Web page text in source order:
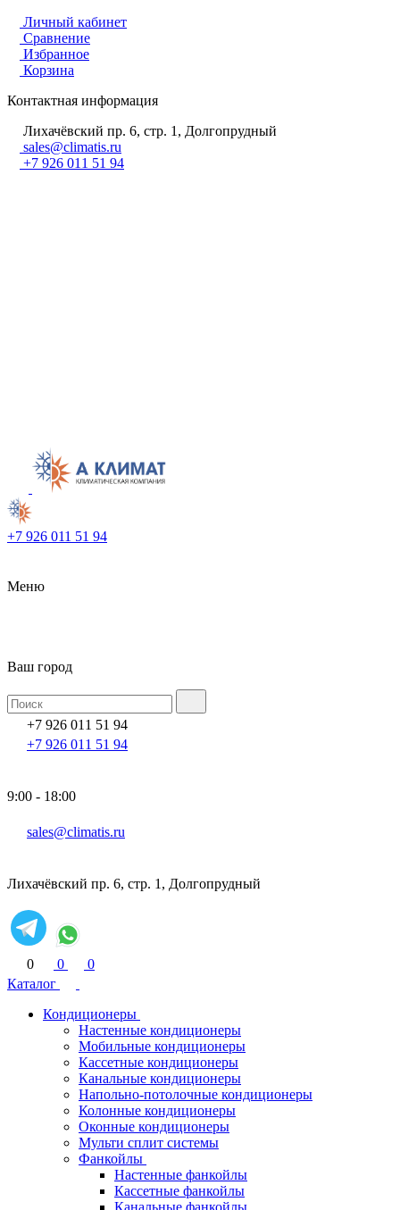
Личный кабинет
Сравнение
Избранное
Корзина
Контактная информация
Лихачёвский пр. 6, стр. 1, Долгопрудный
sales@climatis.ru
+7 926 011 51 94
+7 926 011 51 94
Меню
Ваш город
+7 926 011 51 94
+7 926 011 51 94
9:00 - 18:00
sales@climatis.ru
Лихачёвский пр. 6, стр. 1, Долгопрудный
0 0
0
Каталог
Кондиционеры
Настенные кондиционеры
Мобильные кондиционеры
Кассетные кондиционеры
Канальные кондиционеры
Напольно-потолочные кондиционеры
Колонные кондиционеры
Оконные кондиционеры
Мульти сплит системы
Фанкойлы
Настенные фанкойлы
Кассетные фанкойлы
Канальные фанкойлы